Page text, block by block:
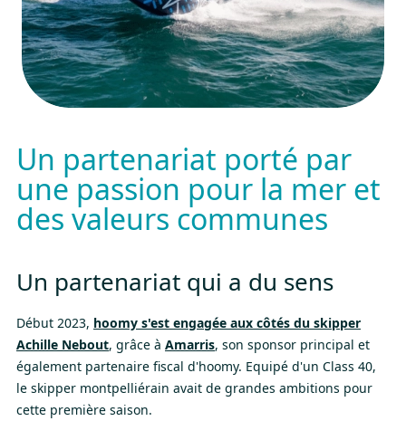
Un partenariat porté par
une passion pour la mer et
des valeurs communes
Un partenariat qui a du sens
Début 2023, hoomy s'est engagée aux côtés du skipper
Achille Nebout, grâce à Amarris, son sponsor principal et
également partenaire fiscal d'hoomy. Equipé d'un Class 40,
le skipper montpelliérain avait de grandes ambitions pour
cette première saison.